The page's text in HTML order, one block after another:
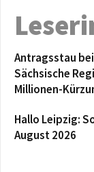
Antragsstau
Sächsische
Millionen-
Hallo Leipzig:
August 2026